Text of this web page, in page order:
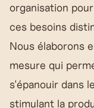
organisation
ces besoins
Nous élaborons
mesure qui
s'épanouir dans
stimulant la